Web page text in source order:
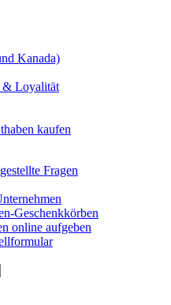
Kanada)
& Loyalität
kaufen
Fragen
Geschenkkörben
online aufgeben